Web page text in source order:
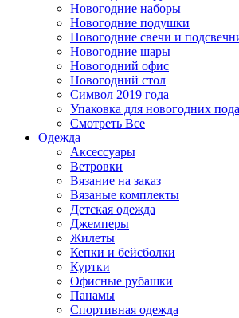
Новогодние наборы
Новогодние подушки
Новогодние свечи и
Новогодние шары
Новогодний офис
Новогодний стол
Символ 2019 года
Упаковка для новогодних
Смотреть Все
Одежда
Аксессуары
Ветровки
Вязание на заказ
Вязаные комплекты
Детская одежда
Джемперы
Жилеты
Кепки и бейсболки
Куртки
Офисные рубашки
Панамы
Спортивная одежда